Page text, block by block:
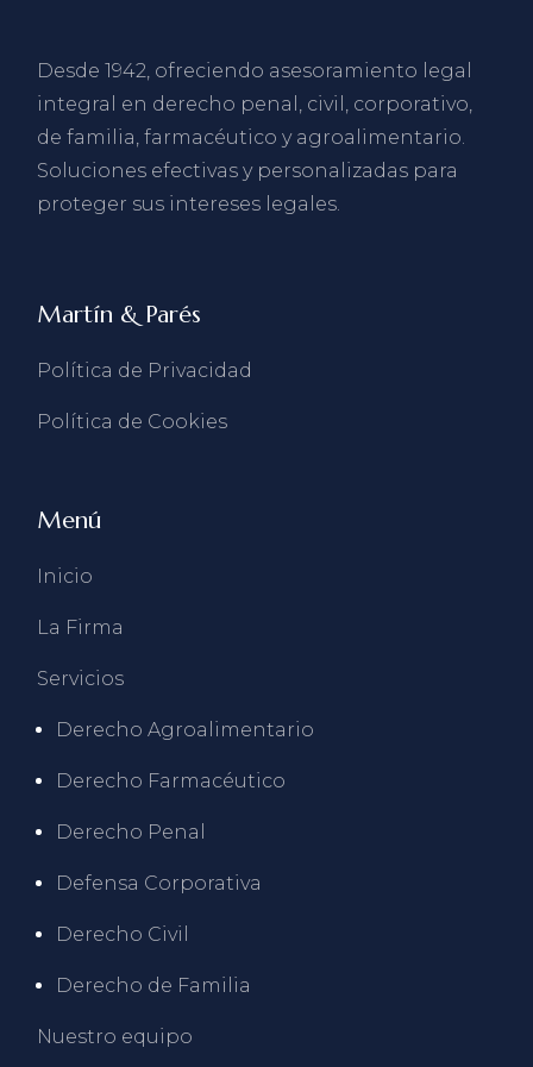
Desde 1942, ofreciendo asesoramiento legal
integral en derecho penal, civil, corporativo,
de familia, farmacéutico y agroalimentario.
Soluciones efectivas y personalizadas para
proteger sus intereses legales.
Martín & Parés
Política de Privacidad
Política de Cookies
Menú
Inicio
La Firma
Servicios
Derecho Agroalimentario
Derecho Farmacéutico
Derecho Penal
Defensa Corporativa
Derecho Civil
Derecho de Familia
Nuestro equipo